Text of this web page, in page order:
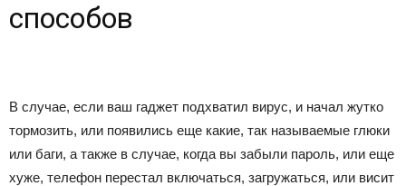
способов
В случае, если ваш гаджет подхватил вирус, и начал жутко
тормозить, или появились еще какие, так называемые глюки
или баги, а также в случае, когда вы забыли пароль, или еще
хуже, телефон перестал включаться, загружаться, или висит